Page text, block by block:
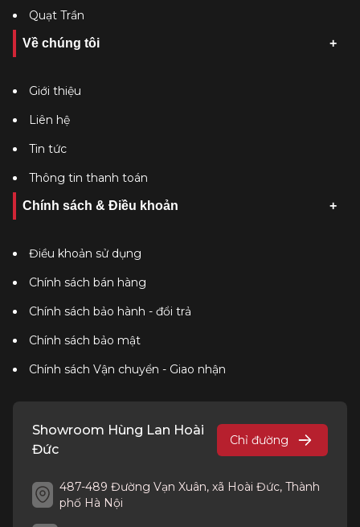
Quạt Trần
Về chúng tôi
Giới thiệu
Liên hệ
Tin tức
Thông tin thanh toán
Chính sách & Điều khoản
Điều khoản sử dụng
Chính sách bán hàng
Chính sách bảo hành - đổi trả
Chính sách bảo mật
Chính sách Vận chuyển - Giao nhận
Showroom Hùng Lan Hoài
Đức
Chỉ đường
487-489 Đường Vạn Xuân, xã Hoài Đức, Thành
phố Hà Nội